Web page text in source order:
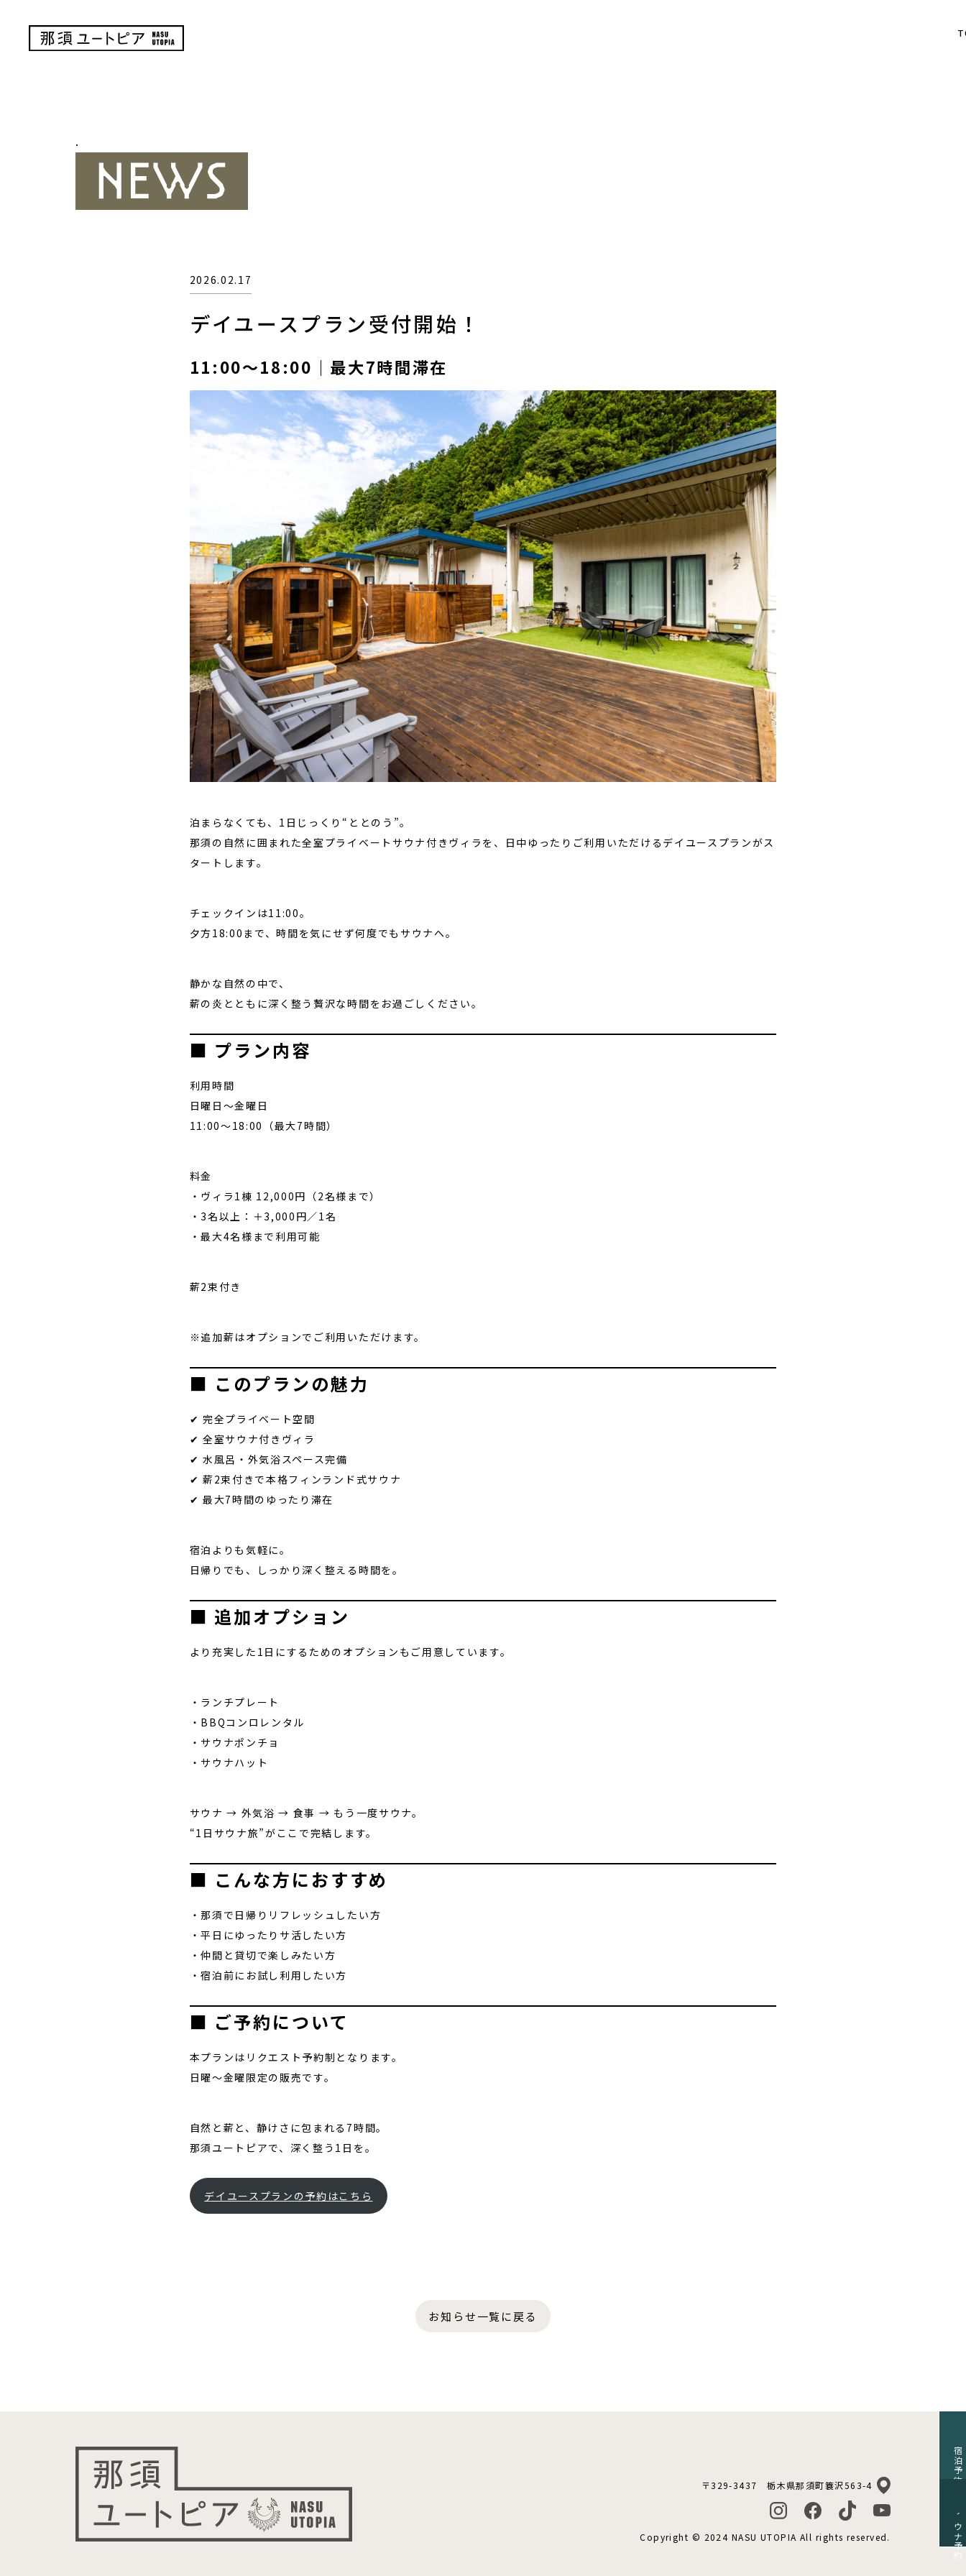
.
デイユースプラン受付開始！
2026.02.17
11:00〜18:00｜最大7時間滞在
泊まらなくても、1日じっくり“ととのう”。
那須の自然に囲まれた全室プライベートサウナ付きヴィラ を、日中ゆったりご利用いただけるデイユースプランがス
タートします。
チェックインは11:00。
夕方18:00まで、時間を気にせず何度でもサウナへ。
静かな自然の中で、
薪の炎とともに深く整う贅沢な時間をお過ごしください。
■ プラン内容
利用時間
日曜日〜金曜日
11:00〜18:00（最大7時間）
料金
・ヴィラ1棟 12,000円（2名様まで）
・3名以上：＋3,000円／1名
・最大4名様まで利用可能
薪2束付き
※追加薪はオプションでご利用いただけます。
■ このプランの魅力
✔ 完全プライベート空間
✔ 全室サウナ付きヴィラ
✔ 水風呂・外気浴スペース完備
✔ 薪2束付きで本格フィンランド式サウナ
✔ 最大7時間のゆったり滞在
宿泊よりも気軽に。
日帰りでも、しっかり深く整える時間を。
■ 追加オプション
より充実した1日にするためのオプションもご用意しています。
・ランチプレート
・BBQコンロレンタル
・サウナポンチョ
・サウナハット
サウナ → 外気浴 → 食事 → もう一度サウナ。
“1日サウナ旅”がここで完結します。
■ こんな方におすすめ
・那須で日帰りリフレッシュしたい方
・平日にゆったりサ活したい方
・仲間と貸切で楽しみたい方
・宿泊前にお試し利用したい方
■ ご予約について
本プランはリクエスト予約制となります。
日曜〜金曜限定の販売です。
自然と薪と、静けさに包まれる7時間。
那須ユートピアで、深く整う1日を。
デイユースプランの予約はこちら
お知らせ一覧に戻る
〒329-3437 栃木県那須町簔沢563-4
Copyright © 2024 NASU UTOPIA All rights reserved.
宿泊予約
サウナ予約